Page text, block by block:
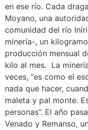
en ese río. Cada
Moyano, una
comunidad del río
minería-, un
producción mensual
kilo al mes. La
veces, “es como el
nada que hacer,
maleta y pal monte.
personas”. El año
Venado y Remanso,